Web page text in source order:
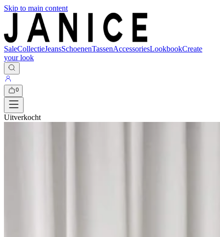
Skip to main content
SaleCollectieJeansSchoenenTassenAccessoriesLookbookCreate
your look
0
Uitverkocht